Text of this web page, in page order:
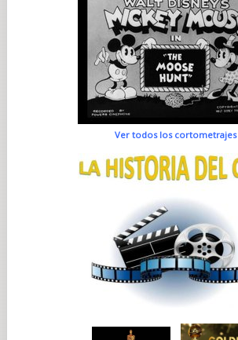
Ver todos los cortometrajes